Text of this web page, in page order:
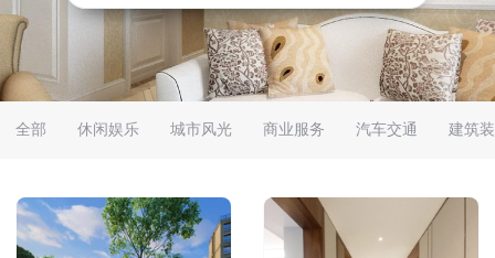
全部 休闲娱乐 城市风光 商业服务 汽车交通 建筑